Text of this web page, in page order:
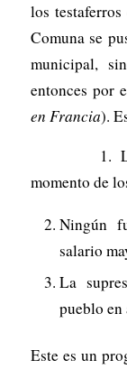
los
Comuna se
municipal,
entonces por
en Francia).
1. La
momento de
Ningún
salario
La
pueblo en
Este es un